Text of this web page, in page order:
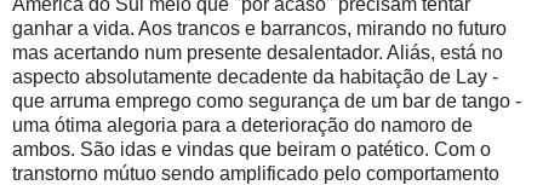
América do Sul meio que "por acaso" precisam tentar
ganhar a vida. Aos trancos e barrancos, mirando no futuro
mas acertando num presente desalentador. Aliás, está no
aspecto absolutamente decadente da habitação de Lay -
que arruma emprego como segurança de um bar de tango -
uma ótima alegoria para a deterioração do namoro de
ambos. São idas e vindas que beiram o patético. Com o
transtorno mútuo sendo amplificado pelo comportamento